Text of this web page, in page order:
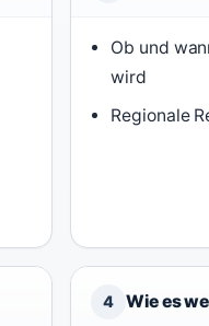
Ob und
wird
Regionale
4 Wie es